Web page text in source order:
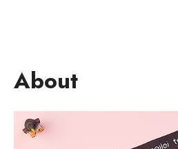
About